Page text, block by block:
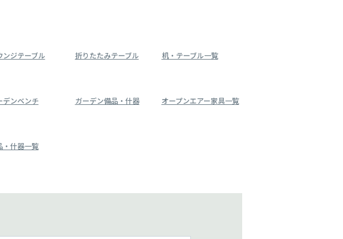
ンジテーブル 折りたたみテーブル 机・テーブル一覧
デンベンチ ガーデン備品・什器 オープンエアー家具一覧
・什器一覧